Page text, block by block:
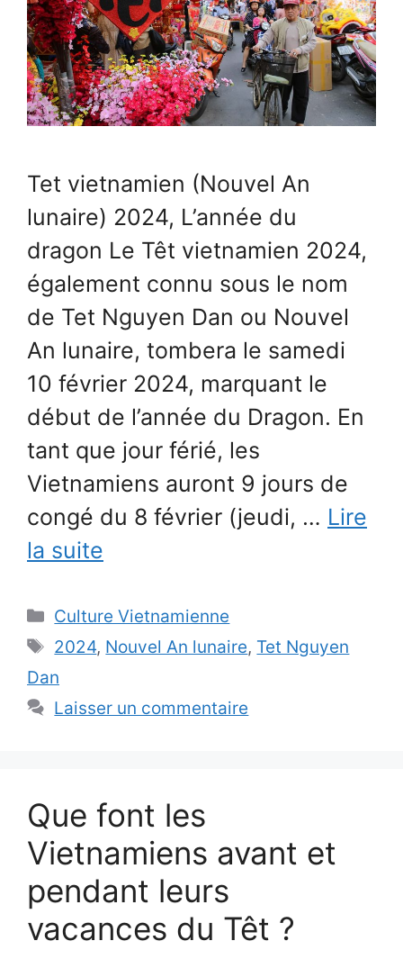
Tet vietnamien (Nouvel An
lunaire) 2024, L’année du
dragon Le Têt vietnamien 2024,
également connu sous le nom
de Tet Nguyen Dan ou Nouvel
An lunaire, tombera le samedi
10 février 2024, marquant le
début de l’année du Dragon. En
tant que jour férié, les
Vietnamiens auront 9 jours de
congé du 8 février (jeudi, … Lire
la suite
Catégories
Culture Vietnamienne
Étiquettes
2024, Nouvel An lunaire, Tet Nguyen
Dan
Laisser un commentaire
Que font les
Vietnamiens avant et
pendant leurs
vacances du Têt ?